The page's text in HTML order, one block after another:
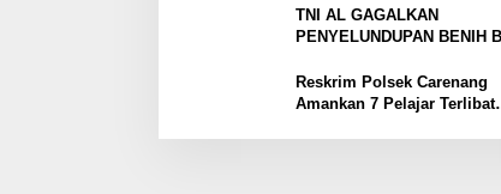
TNI AL GAGALKAN
PENYELUNDUPAN BENIH
MILIAR
Reskrim Polsek Carenang
Amankan 7 Pelajar Terlibat